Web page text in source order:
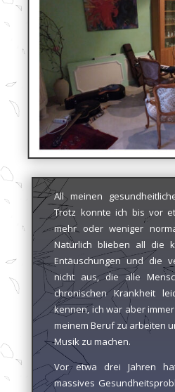
All meinen
Trotz konnte ich bis vor
mehr oder weniger
Natürlich blieben all die
Entäuschungen und die
nicht aus, die alle
chronischen Krankheit
kennen, ich war aber
meinem Beruf zu arbeiten
Musik zu machen.
Vor etwa drei Jahren
massives